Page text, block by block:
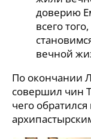
доверию
всего
вечной
По окончании
совершил чин
чего